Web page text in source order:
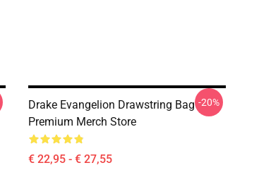
Drake Evangelion Drawstring Bag
Premium Merch Store
€ 22,95 - € 27,55
-20%